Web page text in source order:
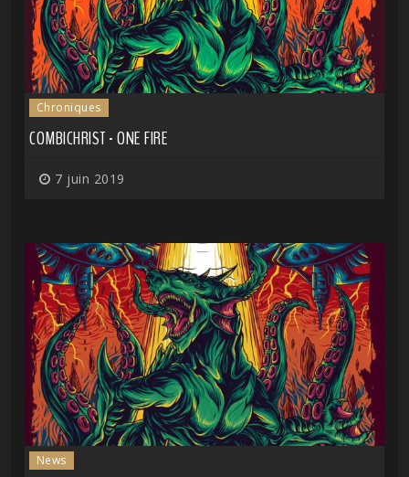
Chroniques
COMBICHRIST - ONE FIRE
7 juin 2019
News